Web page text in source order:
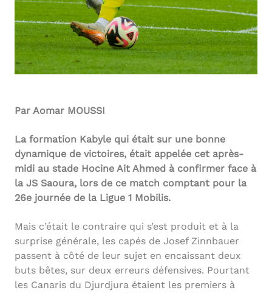
Par Aomar MOUSSI
La formation Kabyle qui était sur une bonne
dynamique de victoires, était appelée cet après-
midi au stade Hocine Ait Ahmed à confirmer face à
la JS Saoura, lors de ce match comptant pour la
26e journée de la Ligue 1 Mobilis.
Mais c’était le contraire qui s’est produit et à la
surprise générale, les capés de Josef Zinnbauer
passent à côté de leur sujet en encaissant deux
buts bêtes, sur deux erreurs défensives. Pourtant
les Canaris du Djurdjura étaient les premiers à